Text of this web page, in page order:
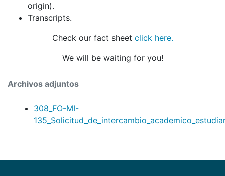
origin).
Transcripts.
Check our fact sheet click here.
We will be waiting for you!
Archivos adjuntos
308_FO-MI-